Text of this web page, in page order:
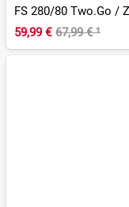
FS 280/80 Two.Go /
59,99 € 67,99 €¹